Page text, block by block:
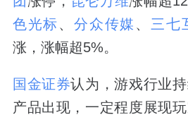
色光标、分众传媒 、 三七
涨，涨幅超5%。
国金证券认为，游戏行业
产品出现，一定程度展现